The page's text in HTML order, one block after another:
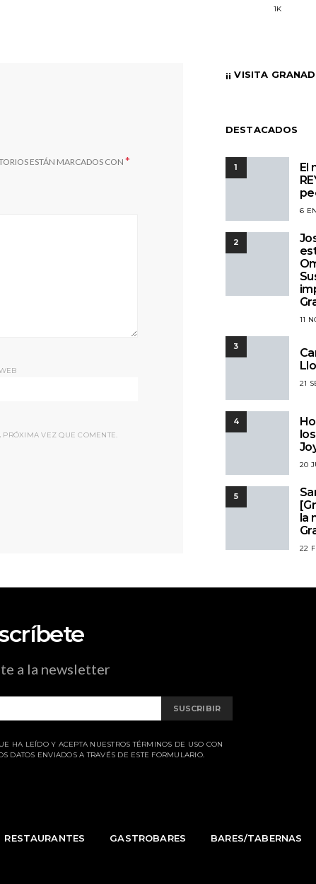
ESTÁN MARCADOS CON *
VEZ QUE COMENTE.
1K
¡¡ VISITA
DESTACADOS
1
El
6
2
11
3
21
4
20
5
la
22
a la newsletter
SUSCRIBIR
HA LEÍDO Y ACEPTA NUESTROS TÉRMINOS DE USO CON
DATOS ENVIADOS A TRAVÉS DE ESTE FORMULARIO.
RESTAURANTES GASTROBARES BARES/TABERNAS